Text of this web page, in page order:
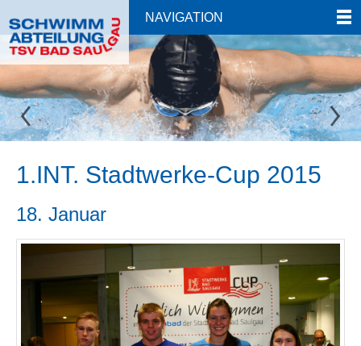
NAVIGATION
1.INT. Stadtwerke-Cup 2015
18. Januar